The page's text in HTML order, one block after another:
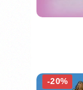
-20%